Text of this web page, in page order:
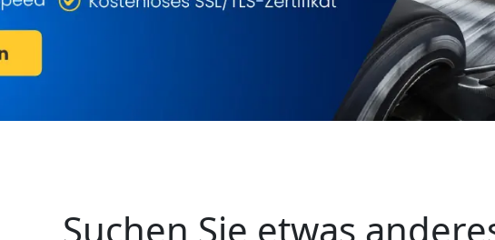
Suchen Sie etwas